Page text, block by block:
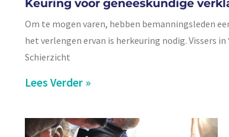
Keuring voor geneeskundige
Om te mogen varen, hebben bemanningsleden
het verlengen ervan is herkeuring nodig. Vissers
Schierzicht
Lees Verder »